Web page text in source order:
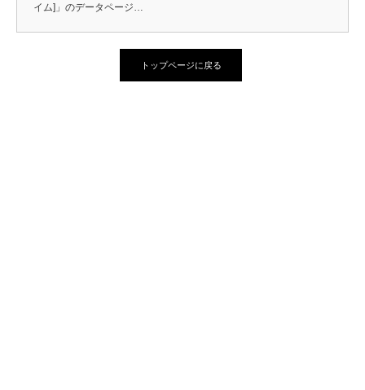
イム]」のデータページ…
トップページに戻る